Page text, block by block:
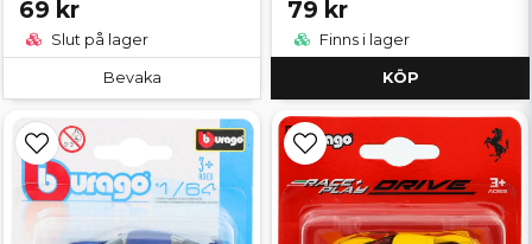
69 kr
Slut på lager
Bevaka
79 kr
Finns i lager
KÖP